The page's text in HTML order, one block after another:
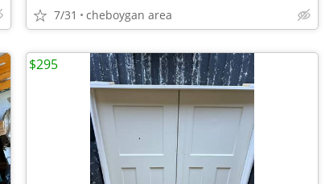
7/31 cheboygan area
$295